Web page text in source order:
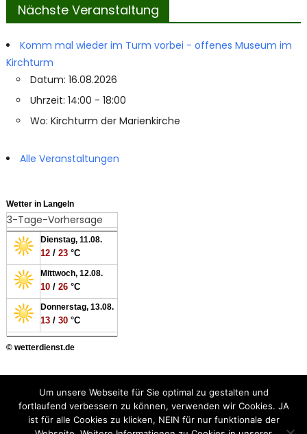
Nächste Veranstaltung
Komm mal wieder im Turm vorbei - offenes Museum im
Kirchturm
Datum: 16.08.2026
Uhrzeit: 14:00 - 18:00
Wo: Kirchturm der Marienkirche
Alle Veranstaltungen
Wetter in Langeln
3-Tage-Vorhersage
Dienstag, 11.08.
12/ 23°C
Mittwoch, 12.08.
10/ 26°C
Donnerstag, 13.08.
13/ 30°C
© wetterdienst.de
Besucher:Um unsere Webseite für Sie optimal zu gestalten und
fortlaufend verbessern zu können, verwenden wir Cookies. JA
ist für alle Cookies zu klicken, NEIN für nur funktionale der